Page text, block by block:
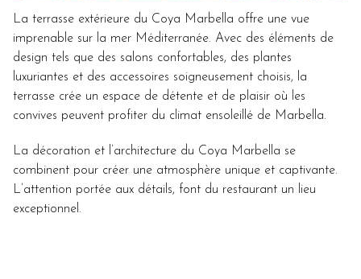
La terrasse extérieure du Coya Marbella offre une vue
imprenable sur la mer Méditerranée. Avec des éléments de
design tels que des salons confortables, des plantes
luxuriantes et des accessoires soigneusement choisis, la
terrasse crée un espace de détente et de plaisir où les
convives peuvent profiter du climat ensoleillé de Marbella.
La décoration et l’architecture du Coya Marbella se
combinent pour créer une atmosphère unique et captivante.
L’attention portée aux détails, font du restaurant un lieu
exceptionnel.